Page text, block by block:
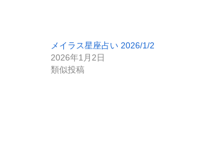
メイラス星座占い 2026/1/2
2026年1月2日
類似投稿